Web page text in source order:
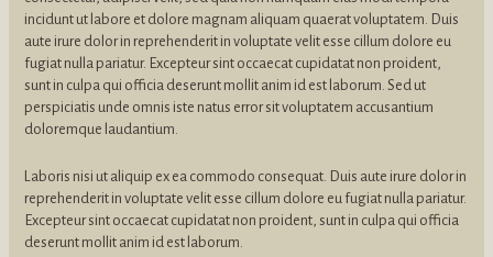
incidunt ut labore et dolore magnam aliquam quaerat voluptatem. Duis
aute irure dolor in reprehenderit in voluptate velit esse cillum dolore eu
fugiat nulla pariatur. Excepteur sint occaecat cupidatat non proident,
sunt in culpa qui officia deserunt mollit anim id est laborum. Sed ut
perspiciatis unde omnis iste natus error sit voluptatem accusantium
doloremque laudantium.
Laboris nisi ut aliquip ex ea commodo consequat. Duis aute irure dolor in
reprehenderit in voluptate velit esse cillum dolore eu fugiat nulla pariatur.
Excepteur sint occaecat cupidatat non proident, sunt in culpa qui officia
deserunt mollit anim id est laborum.